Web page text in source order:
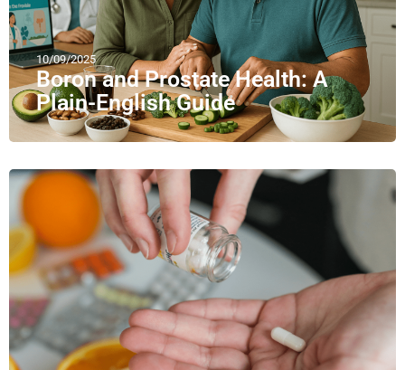
10/09/2025
Boron and Prostate Health: A
Plain-English Guide